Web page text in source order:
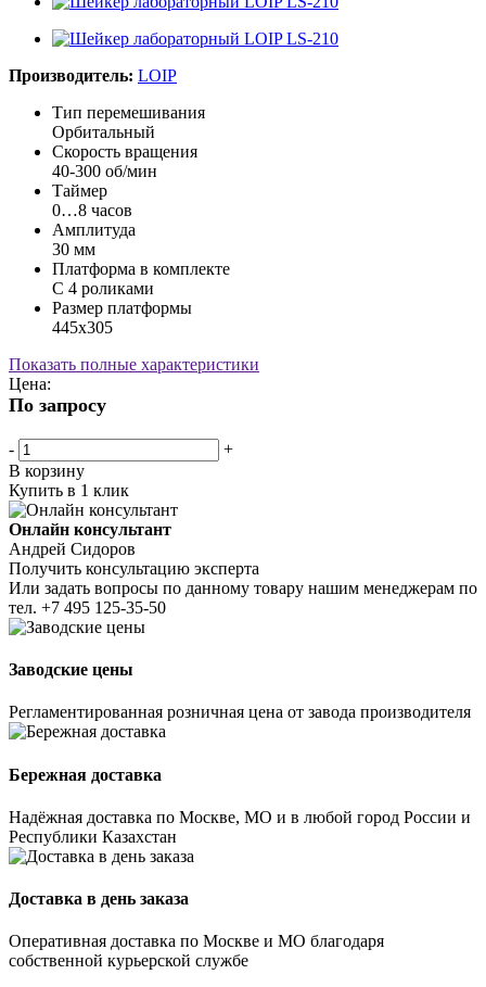
Производитель: LOIP
Тип перемешивания
Орбитальный
Скорость вращения
40-300 об/мин
Таймер
0…8 часов
Амплитуда
30 мм
Платформа в комплекте
С 4 роликами
Размер платформы
445х305
Показать полные характеристики
Цена:
По запросу
-
+
В корзину
Купить в 1 клик
Онлайн консультант
Андрей Сидоров
Получить консультацию эксперта
Или задать вопросы по данному товару нашим менеджерам по
тел. +7 495 125-35-50
Заводские цены
Регламентированная розничная цена от завода производителя
Бережная доставка
Надёжная доставка по Москве, МО и в любой город России и
Республики Казахстан
Доставка в день заказа
Оперативная доставка по Москве и МО благодаря
собственной курьерской службе